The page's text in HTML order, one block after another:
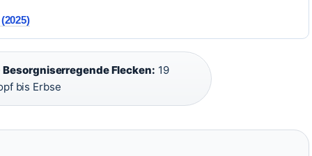
Besorgniserregende Flecken: 19
bis Erbse